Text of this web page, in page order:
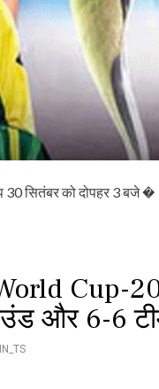
30 सितंबर को दोपहर 3 बजे �
Cup-
और 6-6